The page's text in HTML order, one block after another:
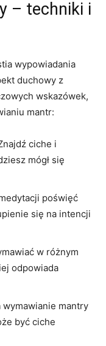
– techniki i
wypowiadania
duchowy z
wskazówek,
mantr:
ciche ⁣i
mógł się
poświęć
się na intencji
‍w różnym
odpowiada
mantry
być ‍ciche